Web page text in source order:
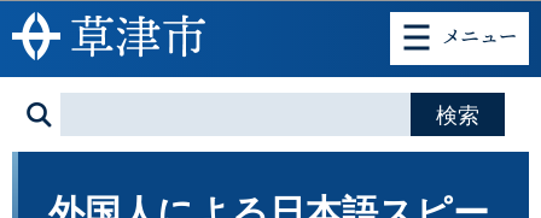
このページの本文へ移動